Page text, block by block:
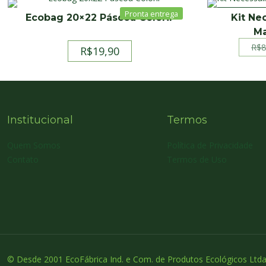
Ecobag 20×22 Páscoa Colorir
R$19,90
PROMOÇÃO
Kit
R$
Institucional Termos
© Desde 2001 EcoFábrica Ind. e Com. de Produtos Ecológicos